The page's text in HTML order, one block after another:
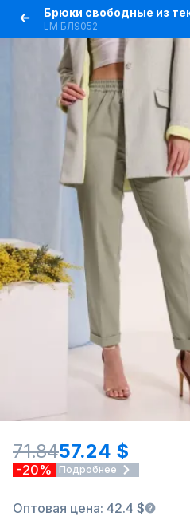
LM БЛ9052
71.8457.24 $
-20% Подробнее
Оптовая цена: 42.4 $